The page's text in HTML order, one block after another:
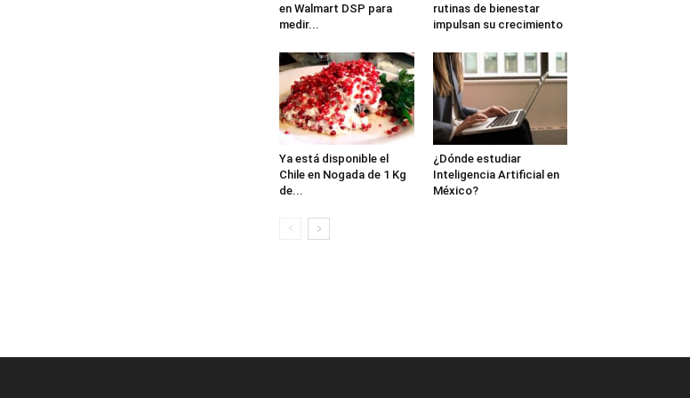
en Walmart DSP para
medir...
rutinas de bienestar
impulsan su crecimiento
Ya está disponible el
Chile en Nogada de 1 Kg
de...
¿Dónde estudiar
Inteligencia Artificial en
México?